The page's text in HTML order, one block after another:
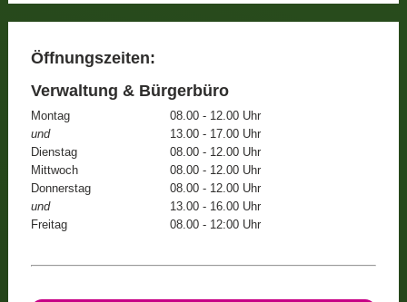
Öffnungszeiten:
Verwaltung & Bürgerbüro
Montag
08.00 - 12.00 Uhr
und
13.00 - 17.00 Uhr
Dienstag
08.00 - 12.00 Uhr
Mittwoch
08.00 - 12.00 Uhr
Donnerstag
08.00 - 12.00 Uhr
und
13.00 - 16.00 Uhr
Freitag
08.00 - 12:00 Uhr